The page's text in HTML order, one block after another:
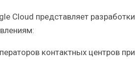
Cloud представляет разработки
контактных центров при